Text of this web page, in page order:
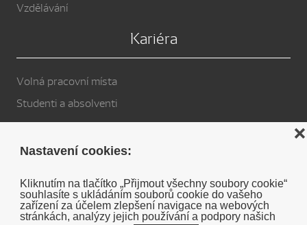
Nastavení cookies:
Kliknutím na tlačítko „Přijmout všechny soubory cookie“
souhlasíte s ukládáním souborů cookie do vašeho
zařízení za účelem zlepšení navigace na webových
stránkách, analýzy jejich používání a podpory našich
❌
Vzdělávání
Kariéra
Volná pracovní místa
Studenti a absolventi
Cookies
Soukromé prohlášení o vyloučení odpovědnosti DENSO